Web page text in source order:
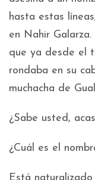
hasta estas
en Nahir
que ya desde el
rondaba en su
muchacha de
¿Sabe usted,
¿Cuál es el